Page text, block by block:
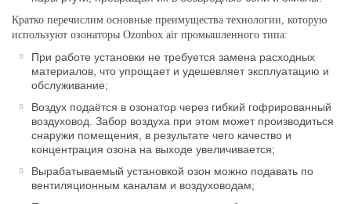
Кратко перечислим основные преимущества технологии, которую
используют озонаторы Ozonbox air промышленного типа:
При работе установки не требуется замена расходных
материалов, что упрощает и удешевляет эксплуатацию и
обслуживание;
Воздух подаётся в озонатор через гибкий гофрированный
воздуховод. Забор воздуха при этом может производиться
снаружи помещения, в результате чего качество и
концентрация озона на выходе увеличивается;
Вырабатываемый установкой озон можно подавать по
вентиляционным каналам и воздуховодам;